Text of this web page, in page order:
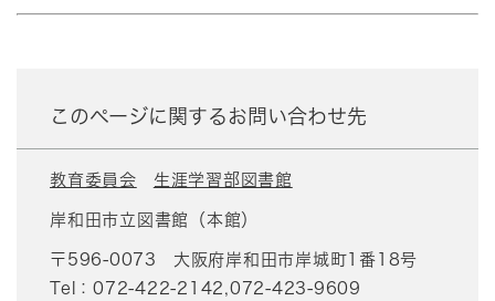
このページに関するお問い合わせ先
教育委員会 生涯学習部図書館
岸和田市立図書館（本館）
〒596-0073
大阪府岸和田市岸城町1番18号
Tel：072-422-2142,072-423-9609